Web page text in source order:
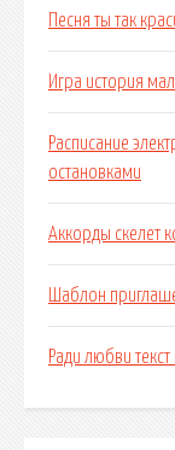
Песня ты так
Игра история
Расписание
остановками
Аккорды скелет
Шаблон
Ради любви текст